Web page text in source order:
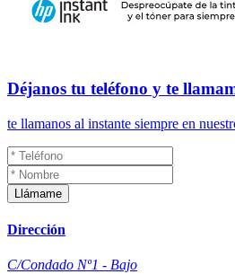
Déjanos tu teléfono y te
te llamanos al instante siempre en
Llámame
Dirección
C/Condado Nº1 - Bajo